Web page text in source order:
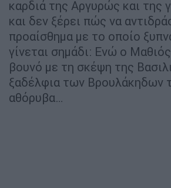
καρδιά της Αργυρώς και της
και δεν ξέρει πώς να
προαίσθημα με το οποίο
γίνεται σημάδι: Ενώ ο
βουνό με τη σκέψη της
ξαδέλφια των Βρουλάκηδων
αθόρυβα…